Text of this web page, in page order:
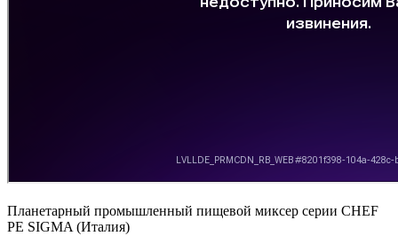
Планетарный промышленный пищевой миксер серии CHEF
PE SIGMA (Италия)